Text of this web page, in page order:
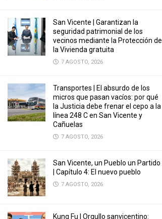
San Vicente | Garantizan la
seguridad patrimonial de los
vecinos mediante la Protección de
la Vivienda gratuita
7 AGOSTO, 2026
Transportes | El absurdo de los
micros que pasan vacíos: por qué
la Justicia debe frenar el cepo a la
línea 248 C en San Vicente y
Cañuelas
7 AGOSTO, 2026
San Vicente, un Pueblo un Partido
| Capítulo 4: El nuevo pueblo
7 AGOSTO, 2026
Kung Fu | Orgullo sanvicentino: